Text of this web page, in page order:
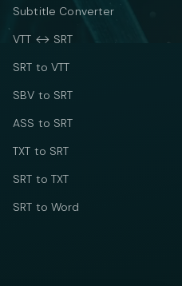
Subtitle Converter
VTT ↔ SRT
SRT to VTT
SBV to SRT
ASS to SRT
TXT to SRT
SRT to TXT
SRT to Word